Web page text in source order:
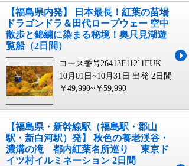
【福島県内発】 日本最長！紅葉の苗場
ドラゴンドラ＆田代ロープウェー 空中
散歩と錦繍に染まる秘境！奥只見湖遊
覧船（2日間）
コース番号26413F112`1FUK
10月01日~10月31日 出発 2日間
￥49,990~￥59,990
【福島県・新幹線駅（福島駅・郡山
駅・新白河駅）発】 秋色の養老渓谷・
濃溝の滝 都内紅葉名所巡り 東京ド
イツ村イルミネーション 2日間